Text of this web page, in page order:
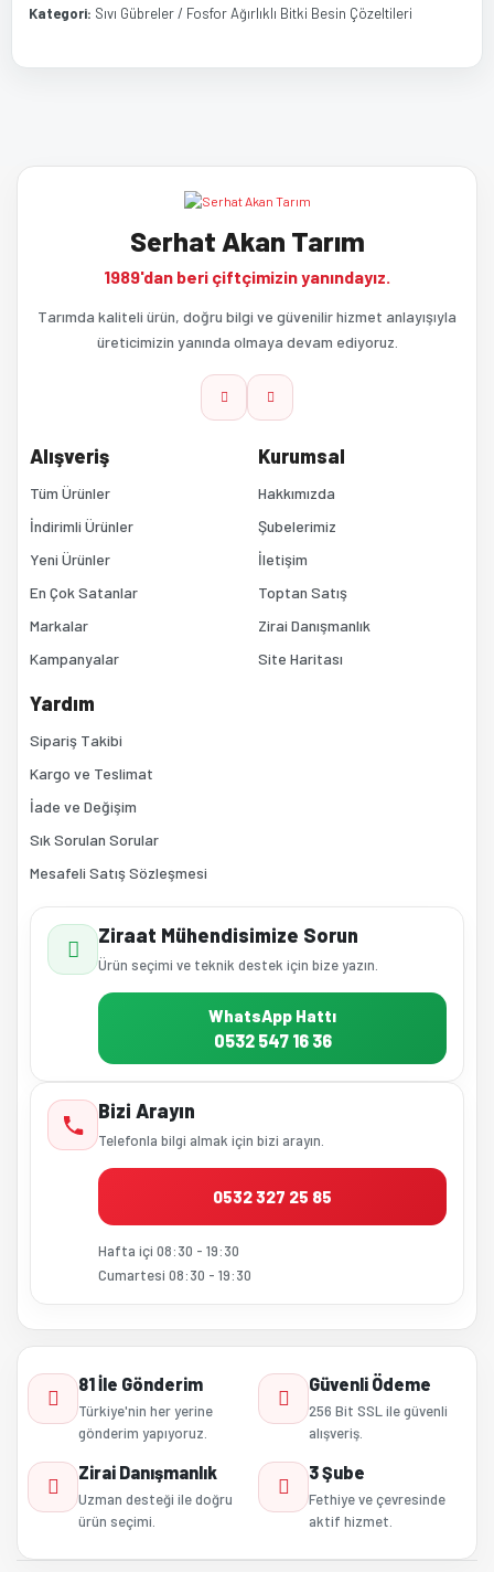
Kategori: Sıvı Gübreler / Fosfor Ağırlıklı Bitki Besin Çözeltileri
Çok iyi ilgilendiler hiçbir sorun sıkıntı çıkmadı
Rjbn Smsk | 22/11/2025
Yorum Yaz
Görüş ve önerileriniz için teşekkür ederiz.
Ürün resmi kalitesiz, bozuk veya görüntülenemiyor.
Ürün açıklamasında eksik bilgiler bulunuyor.
Bu ürüne benzer farklı alternatifler olmalı.
Gönder
Serhat Akan Tarım
1989'dan beri çiftçimizin yanındayız.
Tarımda kaliteli ürün, doğru bilgi ve güvenilir hizmet anlayışıyla
üreticimizin yanında olmaya devam ediyoruz.
Alışveriş
Tüm Ürünler
İndirimli Ürünler
Yeni Ürünler
En Çok Satanlar
Markalar
Kampanyalar
Kurumsal
Hakkımızda
Şubelerimiz
İletişim
Toptan Satış
Zirai Danışmanlık
Site Haritası
Yardım
Sipariş Takibi
Kargo ve Teslimat
İade ve Değişim
Sık Sorulan Sorular
Mesafeli Satış Sözleşmesi
Ziraat Mühendisimize Sorun
Ürün seçimi ve teknik destek için bize yazın.
WhatsApp Hattı
0532 547 16 36
Bizi Arayın
Telefonla bilgi almak için bizi arayın.
0532 327 25 85
Hafta içi 08:30 - 19:30
Cumartesi 08:30 - 19:30
81 İle Gönderim
Türkiye'nin her yerine
gönderim yapıyoruz.
Güvenli Ödeme
256 Bit SSL ile güvenli
alışveriş.
Zirai Danışmanlık
Uzman desteği ile doğru
ürün seçimi.
3 Şube
Fethiye ve çevresinde
aktif hizmet.